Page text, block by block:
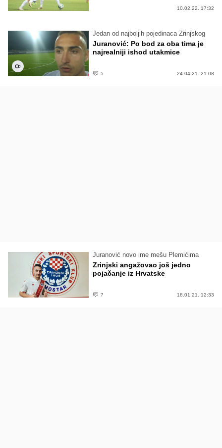
10.02.22. 17:32
Jedan od najboljih pojedinaca Zrinjskog
Juranović: Po bod za oba tima je
najrealniji ishod utakmice
5 24.04.21. 21:08
Juranović novo ime mešu Plemićima
Zrinjski angažovao još jedno
pojačanje iz Hrvatske
7 18.01.21. 12:33